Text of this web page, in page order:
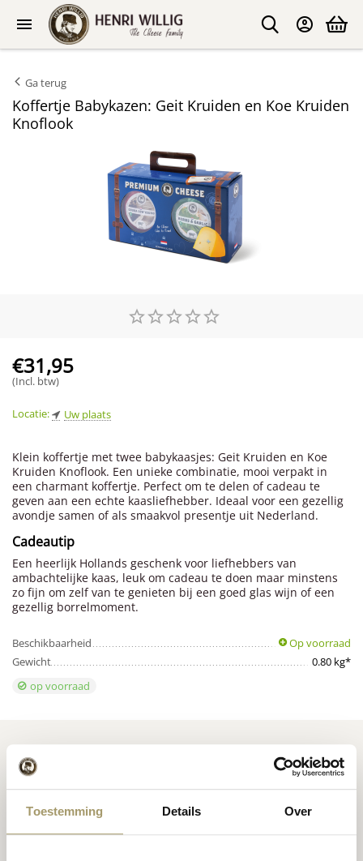
Toestemming Details Over
Ga terug
Koffertje Babykazen: Geit Kruiden en Koe Kruiden
Knoflook
€31,95
(Incl. btw)
Locatie: Uw plaats
Klein koffertje met twee babykaasjes: Geit Kruiden en Koe
Kruiden Knoflook. Een unieke combinatie, mooi verpakt in
een charmant koffertje. Perfect om te delen of cadeau te
geven aan een echte kaasliefhebber. Ideaal voor een gezellig
avondje samen of als smaakvol presentje uit Nederland.
Cadeautip
Een heerlijk Hollands geschenk voor liefhebbers van
ambachtelijke kaas, leuk om cadeau te doen maar minstens
zo fijn om zelf van te genieten bij een goed glas wijn of een
gezellig borrelmoment.
Beschikbaarheid
Op voorraad
Gewicht
0.80 kg*
op voorraad
Kaas inspiratie recepten Premium Hollandsekaas